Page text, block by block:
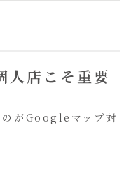
店こそ重要
のがGoogleマップ対